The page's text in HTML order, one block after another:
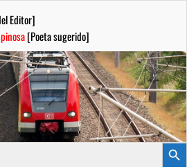
Editor]
[Poeta sugerido]